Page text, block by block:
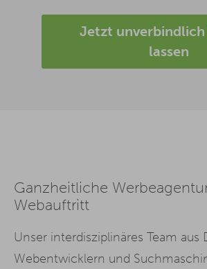
Jetzt
lassen
Ganzheitliche
Webauftritt
Unser interdisziplinäres Team aus
Webentwicklern und